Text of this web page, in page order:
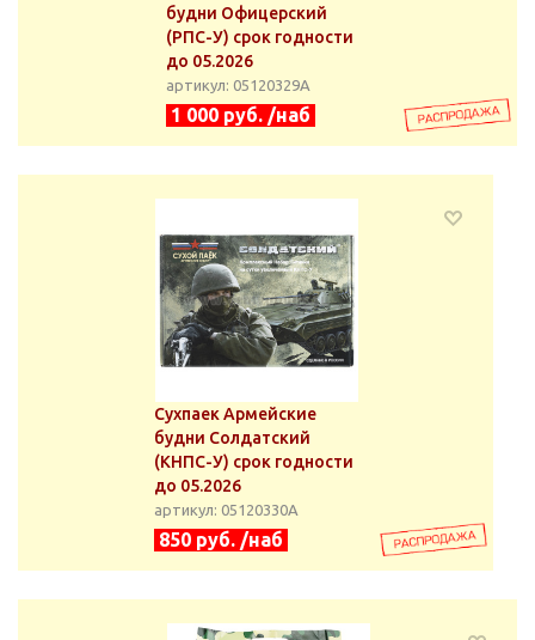
будни Офицерский
(РПС-У) срок годности
до 05.2026
артикул: 05120329А
1 000 руб. /наб
Сухпаек Армейские
будни Солдатский
(КНПС-У) срок годности
до 05.2026
артикул: 05120330А
850 руб. /наб